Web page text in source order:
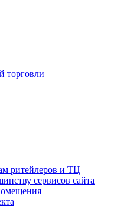
торговли
ритейлеров и ТЦ
сервисов сайта